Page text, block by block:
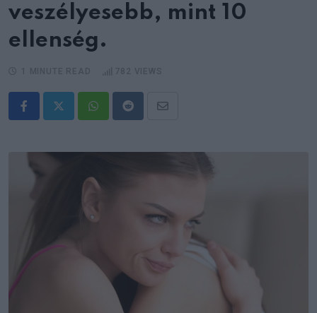
veszélyesebb, mint 10
ellenség.
WhatsappRedditShare
Email